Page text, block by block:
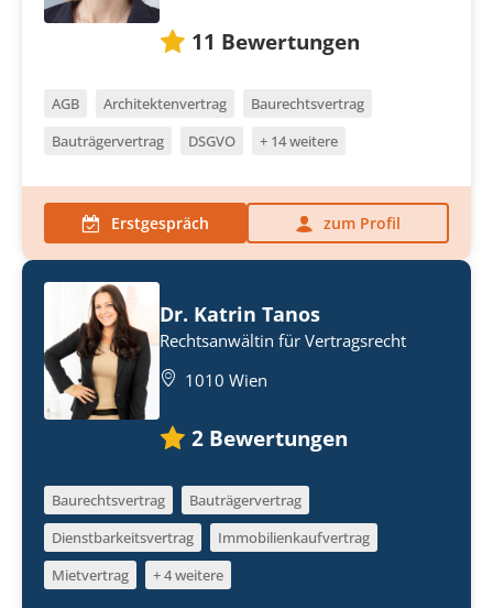
11 Bewertungen
AGB Architektenvertrag
Baurechtsvertrag
Bauträgervertrag
DSGVO + 14 weitere
Erstgespräch zum Profil
Dr. Katrin Tanos
Rechtsanwältin für Vertragsrecht
1010 Wien
2 Bewertungen
Baurechtsvertrag
Bauträgervertrag
Dienstbarkeitsvertrag
Immobilienkaufvertrag
Mietvertrag
+ 4 weitere